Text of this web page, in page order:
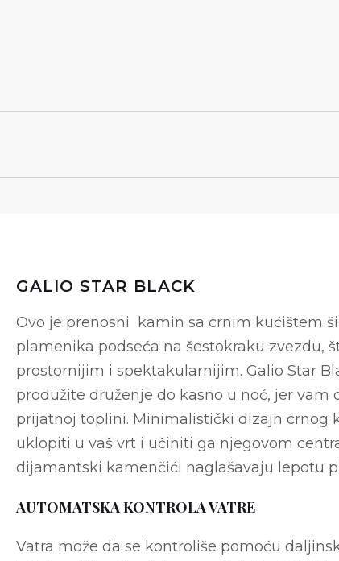
GALIO STAR BLACK
Ovo je prenosni kamin sa crnim kućištem
plamenika podseća na šestokraku zvezdu,
prostornijim i spektakularnijim. Galio Star
produžite druženje do kasno u noć, jer vam
prijatnoj toplini. Minimalistički dizajn crnog
uklopiti u vaš vrt i učiniti ga njegovom
dijamantski kamenčići naglašavaju lepotu
AUTOMATSKA KONTROLA VATRE
Vatra može da se kontroliše pomoću